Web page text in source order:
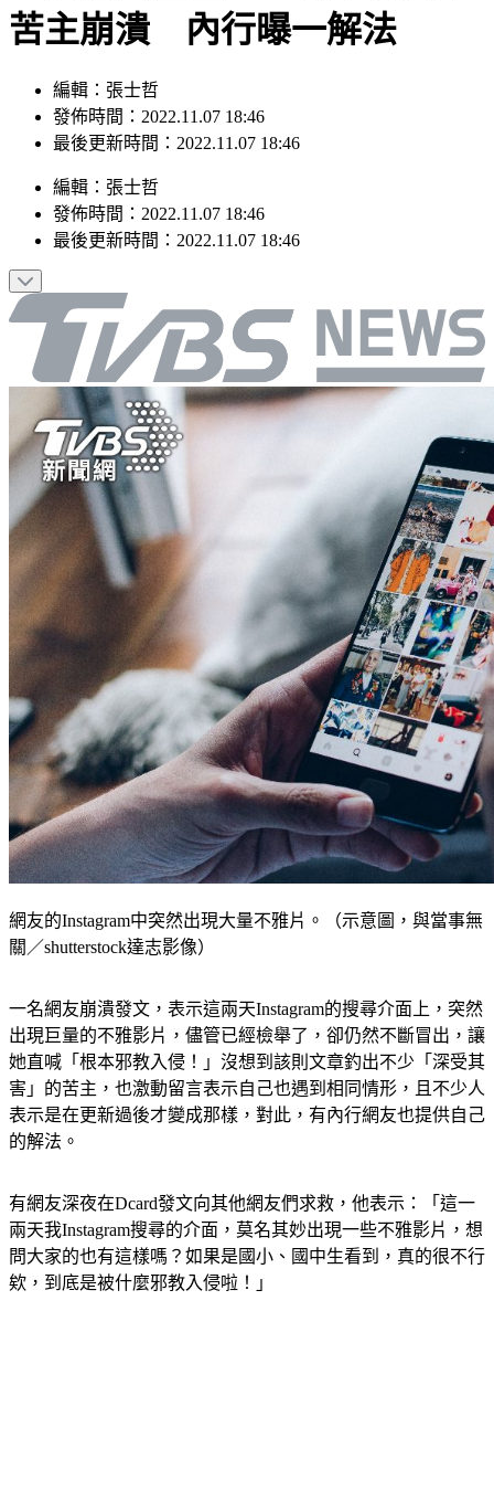
苦主崩潰 內行曝一解法
編輯：張士哲
發佈時間：2022.11.07 18:46
最後更新時間：2022.11.07 18:46
編輯 ： 張士哲
發佈時間： 2022.11.07 18:46
最後更新時間： 2022.11.07 18:46
網友的Instagram中突然出現大量不雅片。（示意圖，與當事無
關／shutterstock達志影像）
一名網友崩潰發文，表示這兩天Instagram的搜尋介面上，突然
出現巨量的不雅影片，儘管已經檢舉了，卻仍然不斷冒出，讓
她直喊「根本邪教入侵！」沒想到該則文章釣出不少「深受其
害」的苦主，也激動留言表示自己也遇到相同情形，且不少人
表示是在更新過後才變成那樣，對此，有內行網友也提供自己
的解法。
有網友深夜在Dcard發文向其他網友們求救，他表示：「這一
兩天我Instagram搜尋的介面，莫名其妙出現一些不雅影片，想
問大家的也有這樣嗎？如果是國小、國中生看到，真的很不行
欸，到底是被什麼邪教入侵啦！」